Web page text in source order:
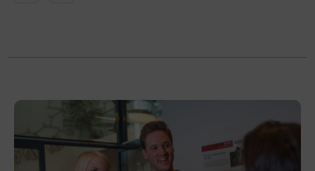
Einen Modelltest finden Sie auf der
Homepage des ÖSD (Österreichisches
Sprachdiplom Deutsch) unter www.osd.at.